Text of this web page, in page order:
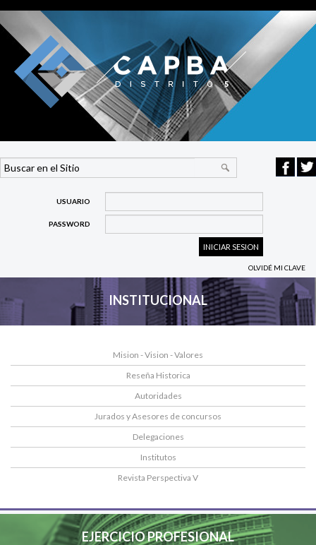
USUARIO
PASSWORD
OLVIDÉ MI CLAVE
INSTITUCIONAL
Mision - Vision - Valores
Reseña Historica
Autoridades
Jurados y Asesores de concursos
Delegaciones
Institutos
Revista Perspectiva V
EJERCICIO PROFESIONAL